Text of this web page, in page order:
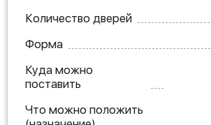
Количество дверей
Форма
Куда можно
поставить
Что можно положить